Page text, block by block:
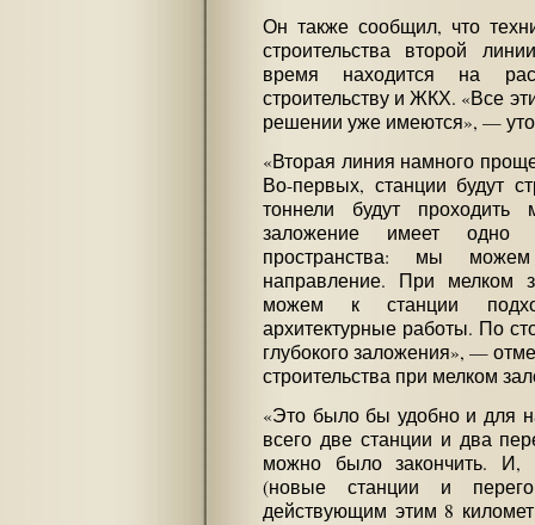
Он также сообщил, что
строительства второй
время находится на
строительству и ЖКХ. «Все
решении уже имеются», —
«Вторая линия намного
Во-первых, станции будут
тоннели будут проходить
заложение имеет одно
пространства: мы
направление. При мелком
можем к станции
архитектурные работы. По
глубокого заложения», —
строительства при мелком
«Это было бы удобно и для
всего две станции и два
можно было закончить. И,
(новые станции и
действующим этим 8